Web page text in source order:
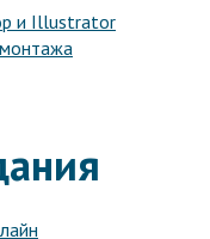
и Illustrator